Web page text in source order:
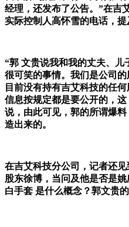
经理，还发布了公告。”在吉
实际控制人高怀雪的电话，提
“郭 文贵说我和我的丈夫、儿
很可笑的事情。我们是公司
目前没有持有吉艾科技的任
信息按规定都是要公开的，
说，由此可见，郭的所谓爆
造出来的。
在吉艾科技分公司，记者还
股东徐博，当问及他是否是
白手套 是什么概念？郭文贵